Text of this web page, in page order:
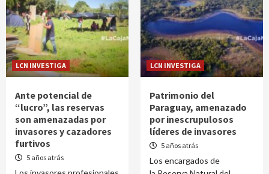
LCN INVESTIGA
Ante potencial de
“lucro”, las reservas
son amenazadas por
invasores y cazadores
furtivos
5 años atrás
LCN INVESTIGA
Patrimonio del
Paraguay, amenazado
por inescrupulosos
líderes de invasores
5 años atrás
Los encargados de